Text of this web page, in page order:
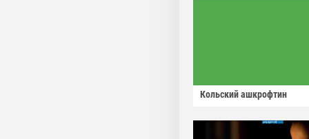
Кольский ашкрофтин